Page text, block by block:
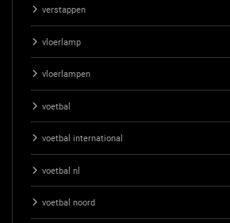
verstappen
vloerlamp
vloerlampen
voetbal
voetbal international
voetbal nl
voetbal noord